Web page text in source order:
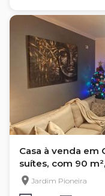
Casa à venda em
suítes, com 90
Jardim Pioneira